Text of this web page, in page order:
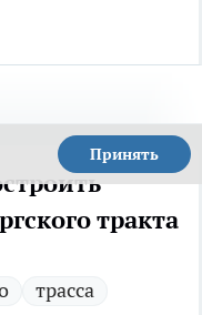
Принять
тракта
трасса